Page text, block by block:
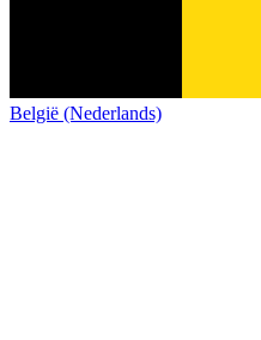
België (Nederlands)